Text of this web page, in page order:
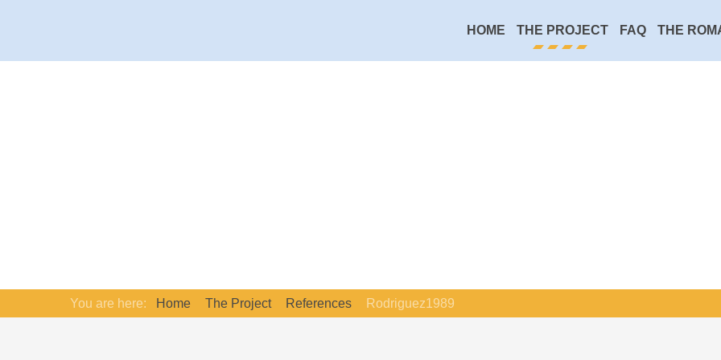
HOME THE PROJECT FAQ THE
You are here: Home The Project References Rodriguez1989